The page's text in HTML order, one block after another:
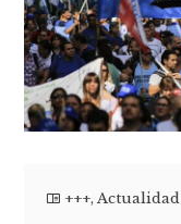
+++,Actualidad